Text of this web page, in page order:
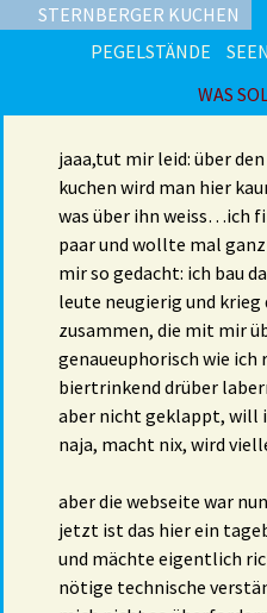
STERNBERGER KUCHEN
PEGELSTÄNDE
WAS
jaaa,tut mir leid: über
kuchen wird man hier
was über ihn weiss…ich
paar und wollte mal
mir so gedacht: ich bau
leute neugierig und
zusammen, die mit mir
genaueuphorisch wie ich
biertrinkend drüber
aber nicht geklappt, will
naja, macht nix, wird
aber die webseite war
jetzt ist das hier ein
und mächte eigentlich
nötige technische